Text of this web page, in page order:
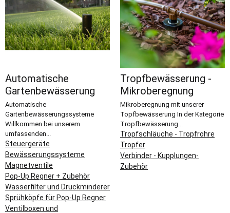
Automatische
Gartenbewässerung
Automatische
Gartenbewässerungssysteme
Willkommen bei unserem
umfassenden...
Steuergeräte
Bewässerungssysteme
Magnetventile
Pop-Up Regner + Zubehör
Wasserfilter und Druckminderer
Sprühköpfe für Pop-Up Regner
Ventilboxen und
Tropfbewässerung -
Mikroberegnung
Mikroberegnung mit unserer
Topfbewässerung In der Kategorie
Tropfbewässerung...
Tropfschläuche - Tropfrohre
Tropfer
Verbinder - Kupplungen-
Zubehör